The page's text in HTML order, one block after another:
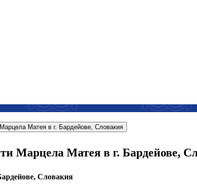
Матея в г. Бардейове, Словакия
Марцела Матея в г. Бардейове,
Словакия